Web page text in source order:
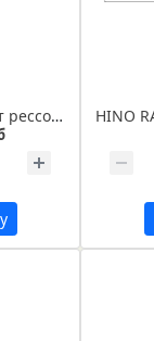
HINO RANGER 5 т рессора передняя лист № 1 (Арт. IR 16-11-01)